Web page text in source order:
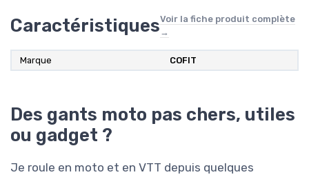
CaractéristiquesVoir la fiche produit complète
→
Marque COFIT
Des gants moto pas chers, utiles
ou gadget ?
Je roule en moto et en VTT depuis quelques